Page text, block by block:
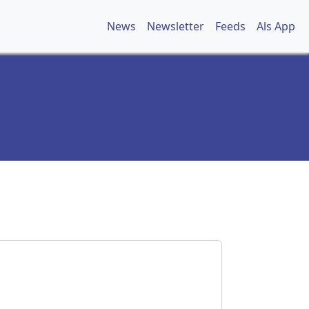
News Newsletter Feeds Als App